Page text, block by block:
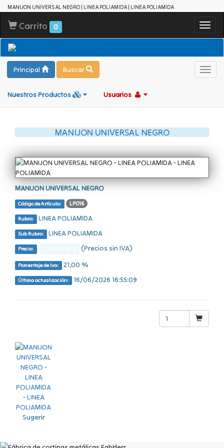
MANIJON UNIVERSAL NEGRO | LINEA POLIAMIDA | LINEA POLIAMIDA
Carrito 0
Principal Buscar
Nuestros Productos Usuarios
MANIJON UNIVERSAL NEGRO
MANIJON UNIVERSAL NEGRO
Código de Artículo: LP016
Rubro: LINEA POLIAMIDA
Sub Rubro: LINEA POLIAMIDA
Precio: (Precios sin IVA)
Porcentaje de Iva: 21,00 %
Última actualización: 16/06/2026 16:55:09
Sugerir